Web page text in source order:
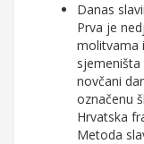
Danas
Prva je
molitvama
novčani
označenu
Hrvatska
Metoda